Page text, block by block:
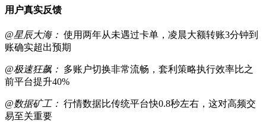
用户真实反馈
@星辰大海： 使用两年从未遇过卡单，凌晨大额转账3分钟到
账确实超出预期
@极速狂飙： 多账户切换非常流畅，套利策略执行效率比之
前平台提升40%
@数据矿工： 行情数据比传统平台快0.8秒左右，这对高频交
易至关重要